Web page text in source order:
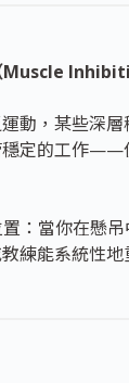
Muscle
動，某些深
定的工作——
：當你在懸
練能系統性